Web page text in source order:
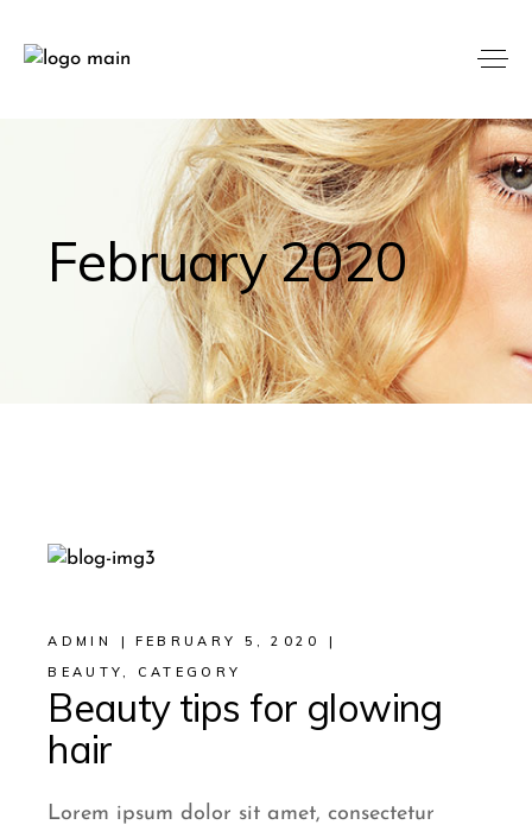
February 2020
ADMIN
FEBRUARY 5, 2020
BEAUTY , CATEGORY
Beauty tips for glowing
hair
Lorem ipsum dolor sit amet, consectetur